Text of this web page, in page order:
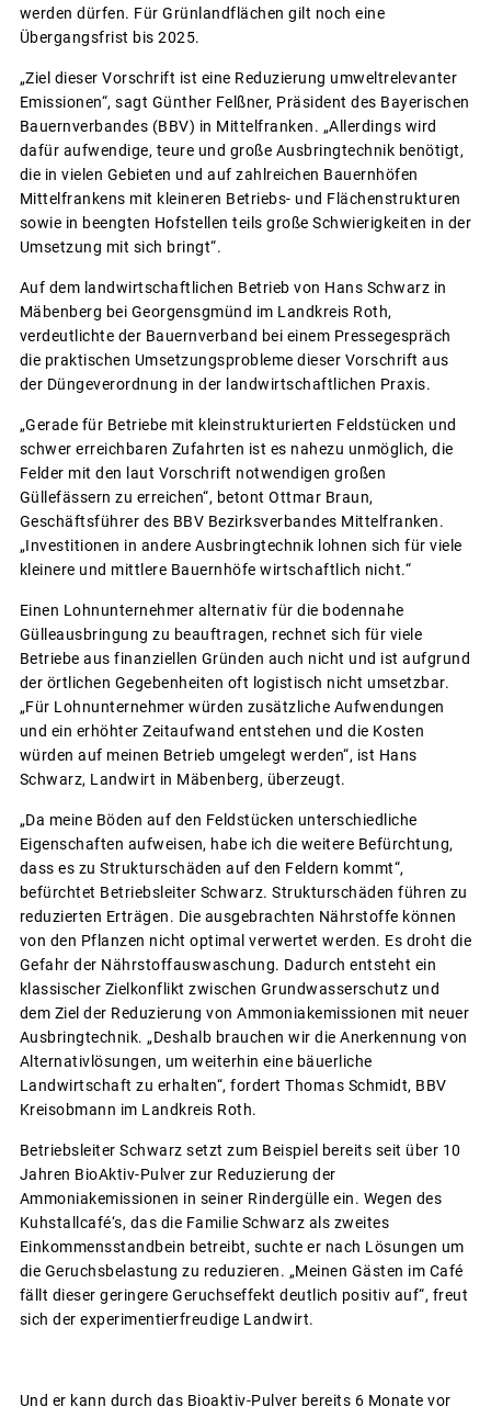
werden dürfen. Für Grünlandflächen gilt noch eine
Übergangsfrist bis 2025.
„Ziel dieser Vorschrift ist eine Reduzierung umweltrelevanter
Emissionen“, sagt Günther Felßner, Präsident des Bayerischen
Bauernverbandes (BBV) in Mittelfranken. „Allerdings wird
dafür aufwendige, teure und große Ausbringtechnik benötigt,
die in vielen Gebieten und auf zahlreichen Bauernhöfen
Mittelfrankens mit kleineren Betriebs- und Flächenstrukturen
sowie in beengten Hofstellen teils große Schwierigkeiten in der
Umsetzung mit sich bringt“.
Auf dem landwirtschaftlichen Betrieb von Hans Schwarz in
Mäbenberg bei Georgensgmünd im Landkreis Roth,
verdeutlichte der Bauernverband bei einem Pressegespräch
die praktischen Umsetzungsprobleme dieser Vorschrift aus
der Düngeverordnung in der landwirtschaftlichen Praxis.
„Gerade für Betriebe mit kleinstrukturierten Feldstücken und
schwer erreichbaren Zufahrten ist es nahezu unmöglich, die
Felder mit den laut Vorschrift notwendigen großen
Güllefässern zu erreichen“, betont Ottmar Braun,
Geschäftsführer des BBV Bezirksverbandes Mittelfranken.
„Investitionen in andere Ausbringtechnik lohnen sich für viele
kleinere und mittlere Bauernhöfe wirtschaftlich nicht.“
Einen Lohnunternehmer alternativ für die bodennahe
Gülleausbringung zu beauftragen, rechnet sich für viele
Betriebe aus finanziellen Gründen auch nicht und ist aufgrund
der örtlichen Gegebenheiten oft logistisch nicht umsetzbar.
„Für Lohnunternehmer würden zusätzliche Aufwendungen
und ein erhöhter Zeitaufwand entstehen und die Kosten
würden auf meinen Betrieb umgelegt werden“, ist Hans
Schwarz, Landwirt in Mäbenberg, überzeugt.
„Da meine Böden auf den Feldstücken unterschiedliche
Eigenschaften aufweisen, habe ich die weitere Befürchtung,
dass es zu Strukturschäden auf den Feldern kommt“,
befürchtet Betriebsleiter Schwarz. Strukturschäden führen zu
reduzierten Erträgen. Die ausgebrachten Nährstoffe können
von den Pflanzen nicht optimal verwertet werden. Es droht die
Gefahr der Nährstoffauswaschung. Dadurch entsteht ein
klassischer Zielkonflikt zwischen Grundwasserschutz und
dem Ziel der Reduzierung von Ammoniakemissionen mit neuer
Ausbringtechnik. „Deshalb brauchen wir die Anerkennung von
Alternativlösungen, um weiterhin eine bäuerliche
Landwirtschaft zu erhalten“, fordert Thomas Schmidt, BBV
Kreisobmann im Landkreis Roth.
Betriebsleiter Schwarz setzt zum Beispiel bereits seit über 10
Jahren BioAktiv-Pulver zur Reduzierung der
Ammoniakemissionen in seiner Rindergülle ein. Wegen des
Kuhstallcafé‘s, das die Familie Schwarz als zweites
Einkommensstandbein betreibt, suchte er nach Lösungen um
die Geruchsbelastung zu reduzieren. „Meinen Gästen im Café
fällt dieser geringere Geruchseffekt deutlich positiv auf“, freut
sich der experimentierfreudige Landwirt.
Und er kann durch das Bioaktiv-Pulver bereits 6 Monate vor